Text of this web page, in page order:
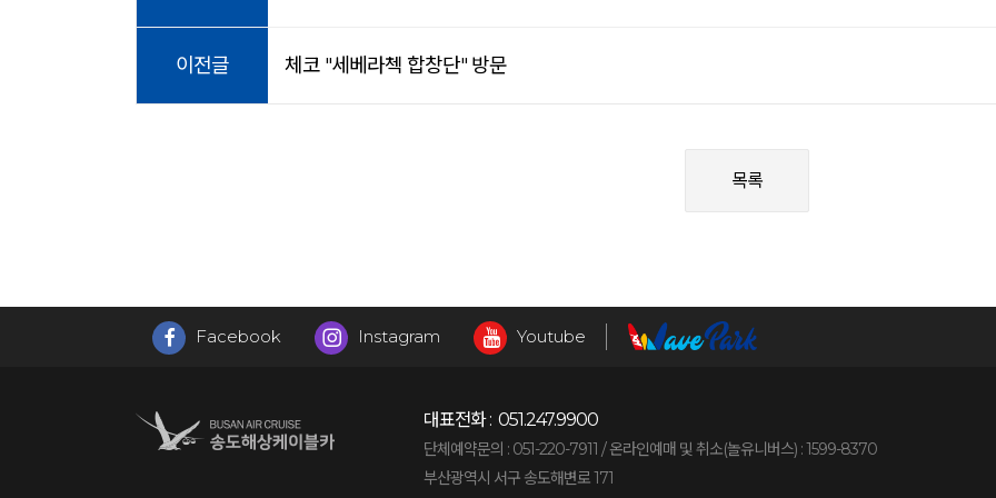
이전글 체코 "세베라첵 합창단" 방문
목록
Facebook Instagram Youtube
대표전화 : 051.247.9900
단체예약문의 : 051-220-7911 /온라인예매 및 취소(놀유니버스) : 1599-8370
부산광역시 서구 송도해변로 171